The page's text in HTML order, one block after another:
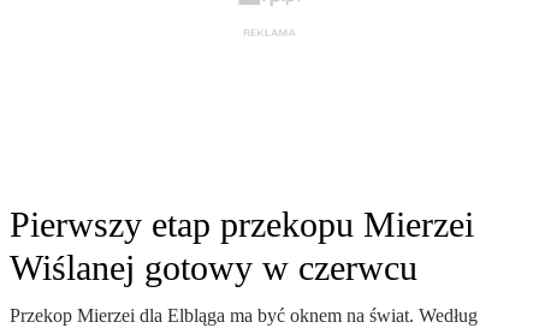
Pierwszy etap przekopu Mierzei
Wiślanej gotowy w czerwcu
Przekop Mierzei dla Elbląga ma być oknem na świat. Według